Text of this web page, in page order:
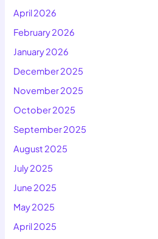
April 2026
February 2026
January 2026
December 2025
November 2025
October 2025
September 2025
August 2025
July 2025
June 2025
May 2025
April 2025